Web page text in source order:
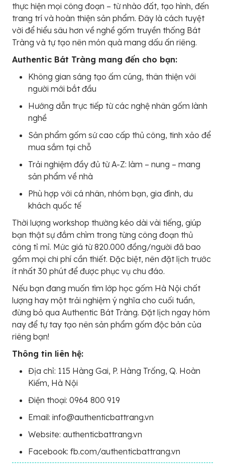
thực hiện mọi công đoạn – từ nhào đất, tạo hình, đến
trang trí và hoàn thiện sản phẩm. Đây là cách tuyệt
vời để hiểu sâu hơn về nghề gốm truyền thống Bát
Tràng và tự tạo nên món quà mang dấu ấn riêng.
Authentic Bát Tràng mang đến cho bạn:
Không gian sáng tạo ấm cúng, thân thiện với
người mới bắt đầu
Hướng dẫn trực tiếp từ các nghệ nhân gốm lành
nghề
Sản phẩm gốm sứ cao cấp thủ công, tinh xảo để
mua sắm tại chỗ
Trải nghiệm đầy đủ từ A-Z: làm – nung – mang
sản phẩm về nhà
Phù hợp với cá nhân, nhóm bạn, gia đình, du
khách quốc tế
Thời lượng workshop thường kéo dài vài tiếng, giúp
bạn thật sự đắm chìm trong từng công đoạn thủ
công tỉ mỉ. Mức giá từ 820.000 đồng/người đã bao
gồm mọi chi phí cần thiết. Đặc biệt, nên đặt lịch trước
ít nhất 30 phút để được phục vụ chu đáo.
Nếu bạn đang muốn tìm lớp học gốm Hà Nội chất
lượng hay một trải nghiệm ý nghĩa cho cuối tuần,
đừng bỏ qua Authentic Bát Tràng. Đặt lịch ngay hôm
nay để tự tay tạo nên sản phẩm gốm độc bản của
riêng bạn!
Thông tin liên hệ:
Địa chỉ: 115 Hàng Gai, P. Hàng Trống, Q. Hoàn
Kiếm, Hà Nội
Điện thoại: 0964 800 919
Email: info@authenticbattrang.vn
Website: authenticbattrang.vn
Facebook: fb.com/authenticbattrang.vn